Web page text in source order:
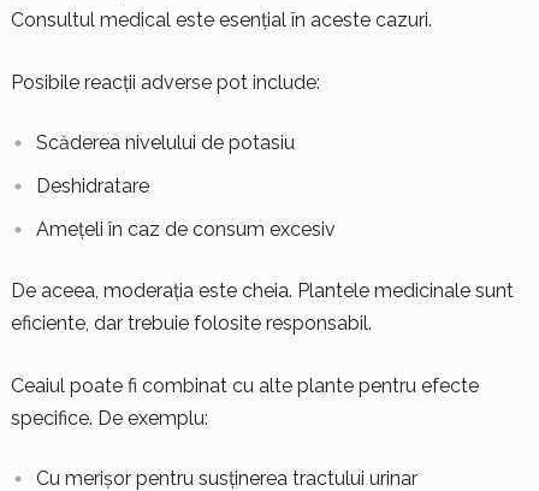
Consultul medical este esențial în aceste cazuri.
Posibile reacții adverse pot include:
Scăderea nivelului de potasiu
Deshidratare
Amețeli în caz de consum excesiv
De aceea, moderația este cheia. Plantele medicinale sunt
eficiente, dar trebuie folosite responsabil.
Ceaiul poate fi combinat cu alte plante pentru efecte
specifice. De exemplu:
Cu merișor pentru susținerea tractului urinar